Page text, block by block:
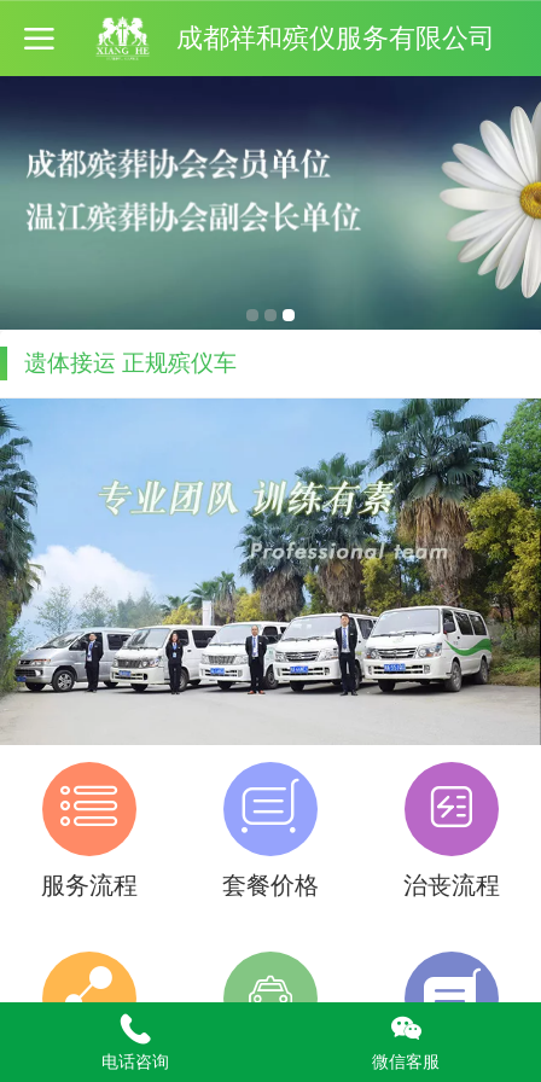
成都祥和殡仪服务有限公司
遗体接运 正规殡仪车
服务流程 套餐价格 治丧流程
墓地服务 丧葬用品
电话咨询 微信客服